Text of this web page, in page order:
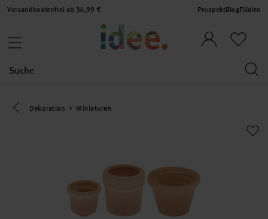
Versandkostenfrei ab 34,99 € ProspektBlogFilialen
Eine Kategorie zurück navigieren
Dekoration Miniaturen